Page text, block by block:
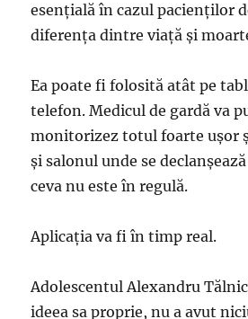
esențială în cazul pacienților
diferența dintre viață și
Ea poate fi folosită atât pe
telefon. Medicul de gardă va
monitorizez totul foarte ușor
și salonul unde se
ceva nu este în regulă.
Aplicația va fi în timp real.
Adolescentul Alexandru
ideea sa proprie, nu a avut